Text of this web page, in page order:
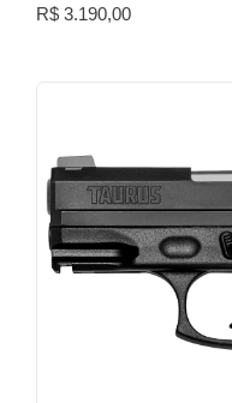
R$ 3.190,00